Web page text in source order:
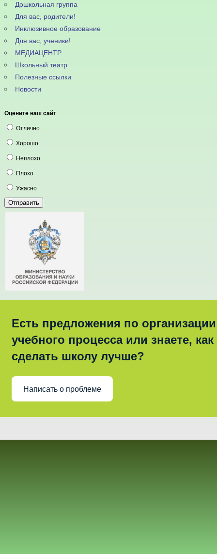
Дошкольная группа
Для вас, родители!
Инклюзивное образование
Для вас, ученики!
МЕДИАЦЕНТР
Школьный театр
Полезные ссылки
Новости
Оцените наш сайт
Отлично
Хорошо
Неплохо
Плохо
Ужасно
Есть предложения по организации
учебного процесса или знаете, как
сделать школу лучше?
Написать о проблеме